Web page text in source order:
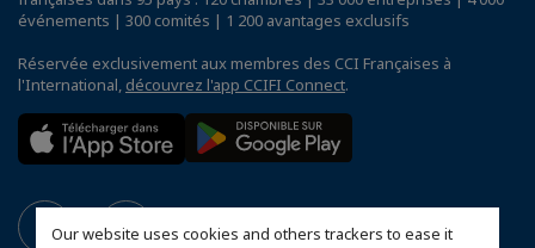
Our website uses cookies and others trackers to ease it
événements | 300 comités | 1 200 avantages exclusifs
Réservée exclusivement aux membres des CCI Françaises à
l'International, découvrez l'app CCIFI Connect.